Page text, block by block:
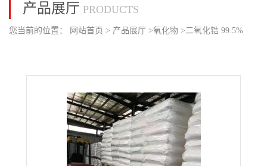
产品展厅 PRODUCTS
您当前的位置： 网站首页 > 产品展厅 >氧化物 >二氧化锆 99.5%